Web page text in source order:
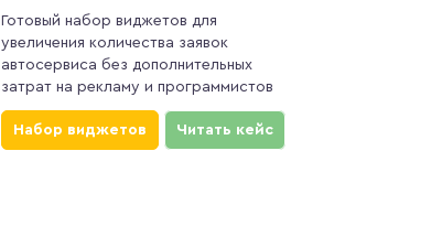
Готовый набор виджетов для
увеличения количества заявок
автосервиса без дополнительных
затрат на рекламу и программистов
Набор виджетов Читать кейс